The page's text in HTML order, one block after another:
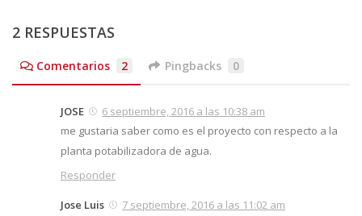
2 RESPUESTAS
Comentarios 2 Pingbacks 0
JOSE
6 septiembre, 2016 a las 10:38 am
me gustaria saber como es el proyecto con respecto a la
planta potabilizadora de agua.
Responder
Jose Luis
7 septiembre, 2016 a las 11:02 am